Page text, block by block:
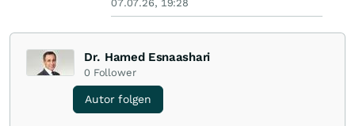
07.07.26, 19:28
Dr. Hamed Esnaashari
0 Follower
Autor folgen